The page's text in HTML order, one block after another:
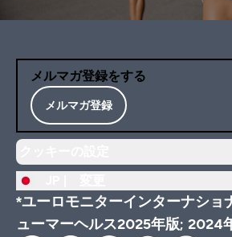
メルマガ登録をする
メルマガ登録
*ユーロモニターインターナショ
ューマーヘルス2025年版; 2024